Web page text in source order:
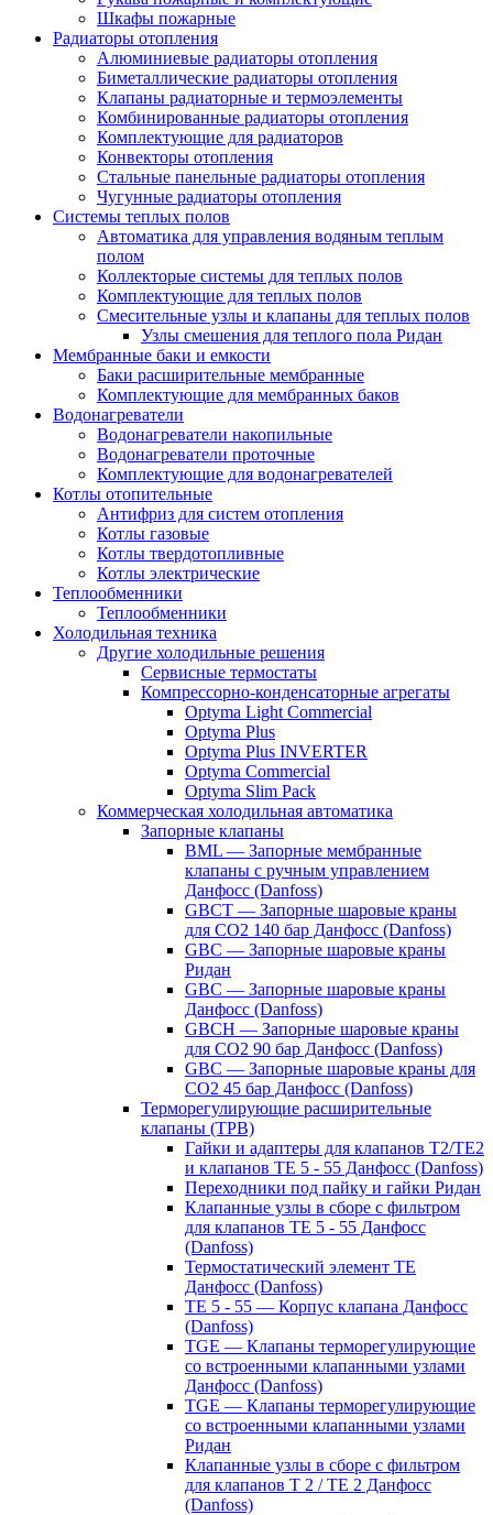
Шкафы пожарные
Радиаторы отопления
Алюминиевые радиаторы отопления
Биметаллические радиаторы отопления
Клапаны радиаторные и термоэлементы
Комбинированные радиаторы отопления
Комплектующие для радиаторов
Конвекторы отопления
Стальные панельные радиаторы отопления
Чугунные радиаторы отопления
Системы теплых полов
Автоматика для управления водяным теплым
полом
Коллекторые системы для теплых полов
Комплектующие для теплых полов
Смесительные узлы и клапаны для теплых полов
Узлы смешения для теплого пола Ридан
Мембранные баки и емкости
Баки расширительные мембранные
Комплектующие для мембранных баков
Водонагреватели
Водонагреватели накопильные
Водонагреватели проточные
Комплектующие для водонагревателей
Котлы отопительные
Антифриз для систем отопления
Котлы газовые
Котлы твердотопливные
Котлы электрические
Теплообменники
Теплообменники
Холодильная техника
Другие холодильные решения
Сервисные термостаты
Компрессорно-конденсаторные агрегаты
Optyma Light Commercial
Optyma Plus
Optyma Plus INVERTER
Optyma Commercial
Optyma Slim Pack
Коммерческая холодильная автоматика
Запорные клапаны
BML — Запорные мембранные
клапаны с ручным управлением
Данфосс (Danfoss)
GBCT — Запорные шаровые краны
для CO2 140 бар Данфосс (Danfoss)
GBC — Запорные шаровые краны
Ридан
GBC — Запорные шаровые краны
Данфосс (Danfoss)
GBCH — Запорные шаровые краны
для CO2 90 бар Данфосс (Danfoss)
GBC — Запорные шаровые краны для
CO2 45 бар Данфосс (Danfoss)
Терморегулирующие расширительные
клапаны (ТРВ)
Гайки и адаптеры для клапанов T2/TE2
и клапанов TE 5 - 55 Данфосс (Danfoss)
Переходники под пайку и гайки Ридан
Клапанные узлы в сборе с фильтром
для клапанов TE 5 - 55 Данфосс
(Danfoss)
Термостатический элемент TE
Данфосс (Danfoss)
TE 5 - 55 — Корпус клапана Данфосс
(Danfoss)
TGE — Клапаны терморегулирующие
со встроенными клапанными узлами
Данфосс (Danfoss)
TGE — Клапаны терморегулирующие
со встроенными клапанными узлами
Ридан
Клапанные узлы в сборе с фильтром
для клапанов T 2 / TE 2 Данфосс
(Danfoss)